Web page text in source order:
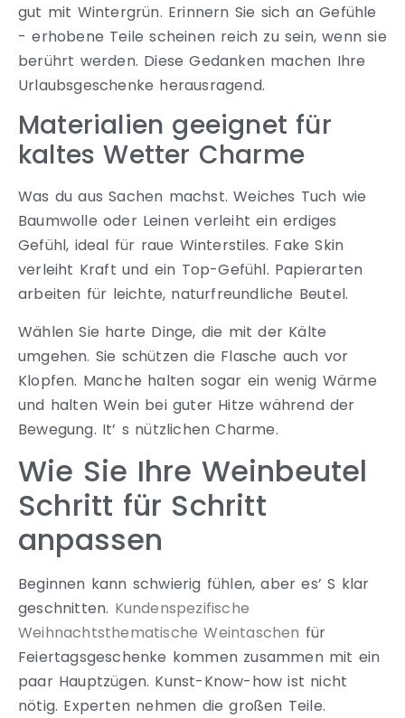
gut mit Wintergrün. Erinnern Sie sich an Gefühle
- erhobene Teile scheinen reich zu sein, wenn sie
berührt werden. Diese Gedanken machen Ihre
Urlaubsgeschenke herausragend.
Materialien geeignet für
kaltes Wetter Charme
Was du aus Sachen machst. Weiches Tuch wie
Baumwolle oder Leinen verleiht ein erdiges
Gefühl, ideal für raue Winterstiles. Fake Skin
verleiht Kraft und ein Top-Gefühl. Papierarten
arbeiten für leichte, naturfreundliche Beutel.
Wählen Sie harte Dinge, die mit der Kälte
umgehen. Sie schützen die Flasche auch vor
Klopfen. Manche halten sogar ein wenig Wärme
und halten Wein bei guter Hitze während der
Bewegung. It’ s nützlichen Charme.
Wie Sie Ihre Weinbeutel
Schritt für Schritt
anpassen
Beginnen kann schwierig fühlen, aber es’ S klar
geschnitten. Kundenspezifische
Weihnachtsthematische Weintaschen für
Feiertagsgeschenke kommen zusammen mit ein
paar Hauptzügen. Kunst-Know-how ist nicht
nötig. Experten nehmen die großen Teile.